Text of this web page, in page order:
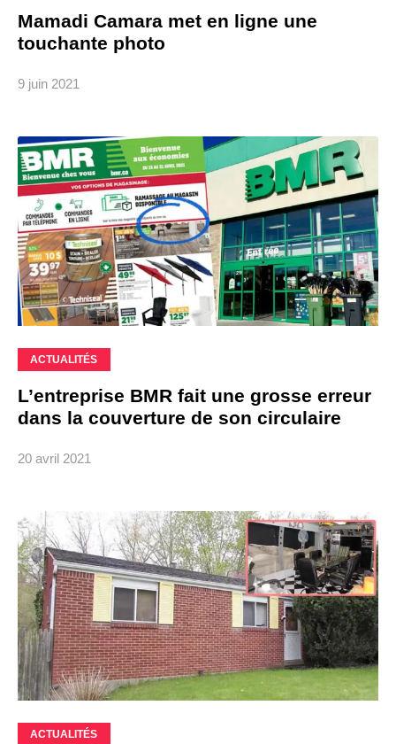
Mamadi Camara met en ligne une
touchante photo
9 juin 2021
ACTUALITÉS
L’entreprise BMR fait une grosse erreur
dans la couverture de son circulaire
20 avril 2021
ACTUALITÉS